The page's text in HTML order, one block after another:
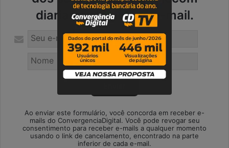
diariamente no seu e-mail.
Ao enviar este formulário, você concorda em receber e-
mails do ConvergenciaDigital. Você pode revogar seu
consentimento para receber e-mails a qualquer momento
usando o link de cancelamento, encontrado na parte
inferior de cada e-mail.